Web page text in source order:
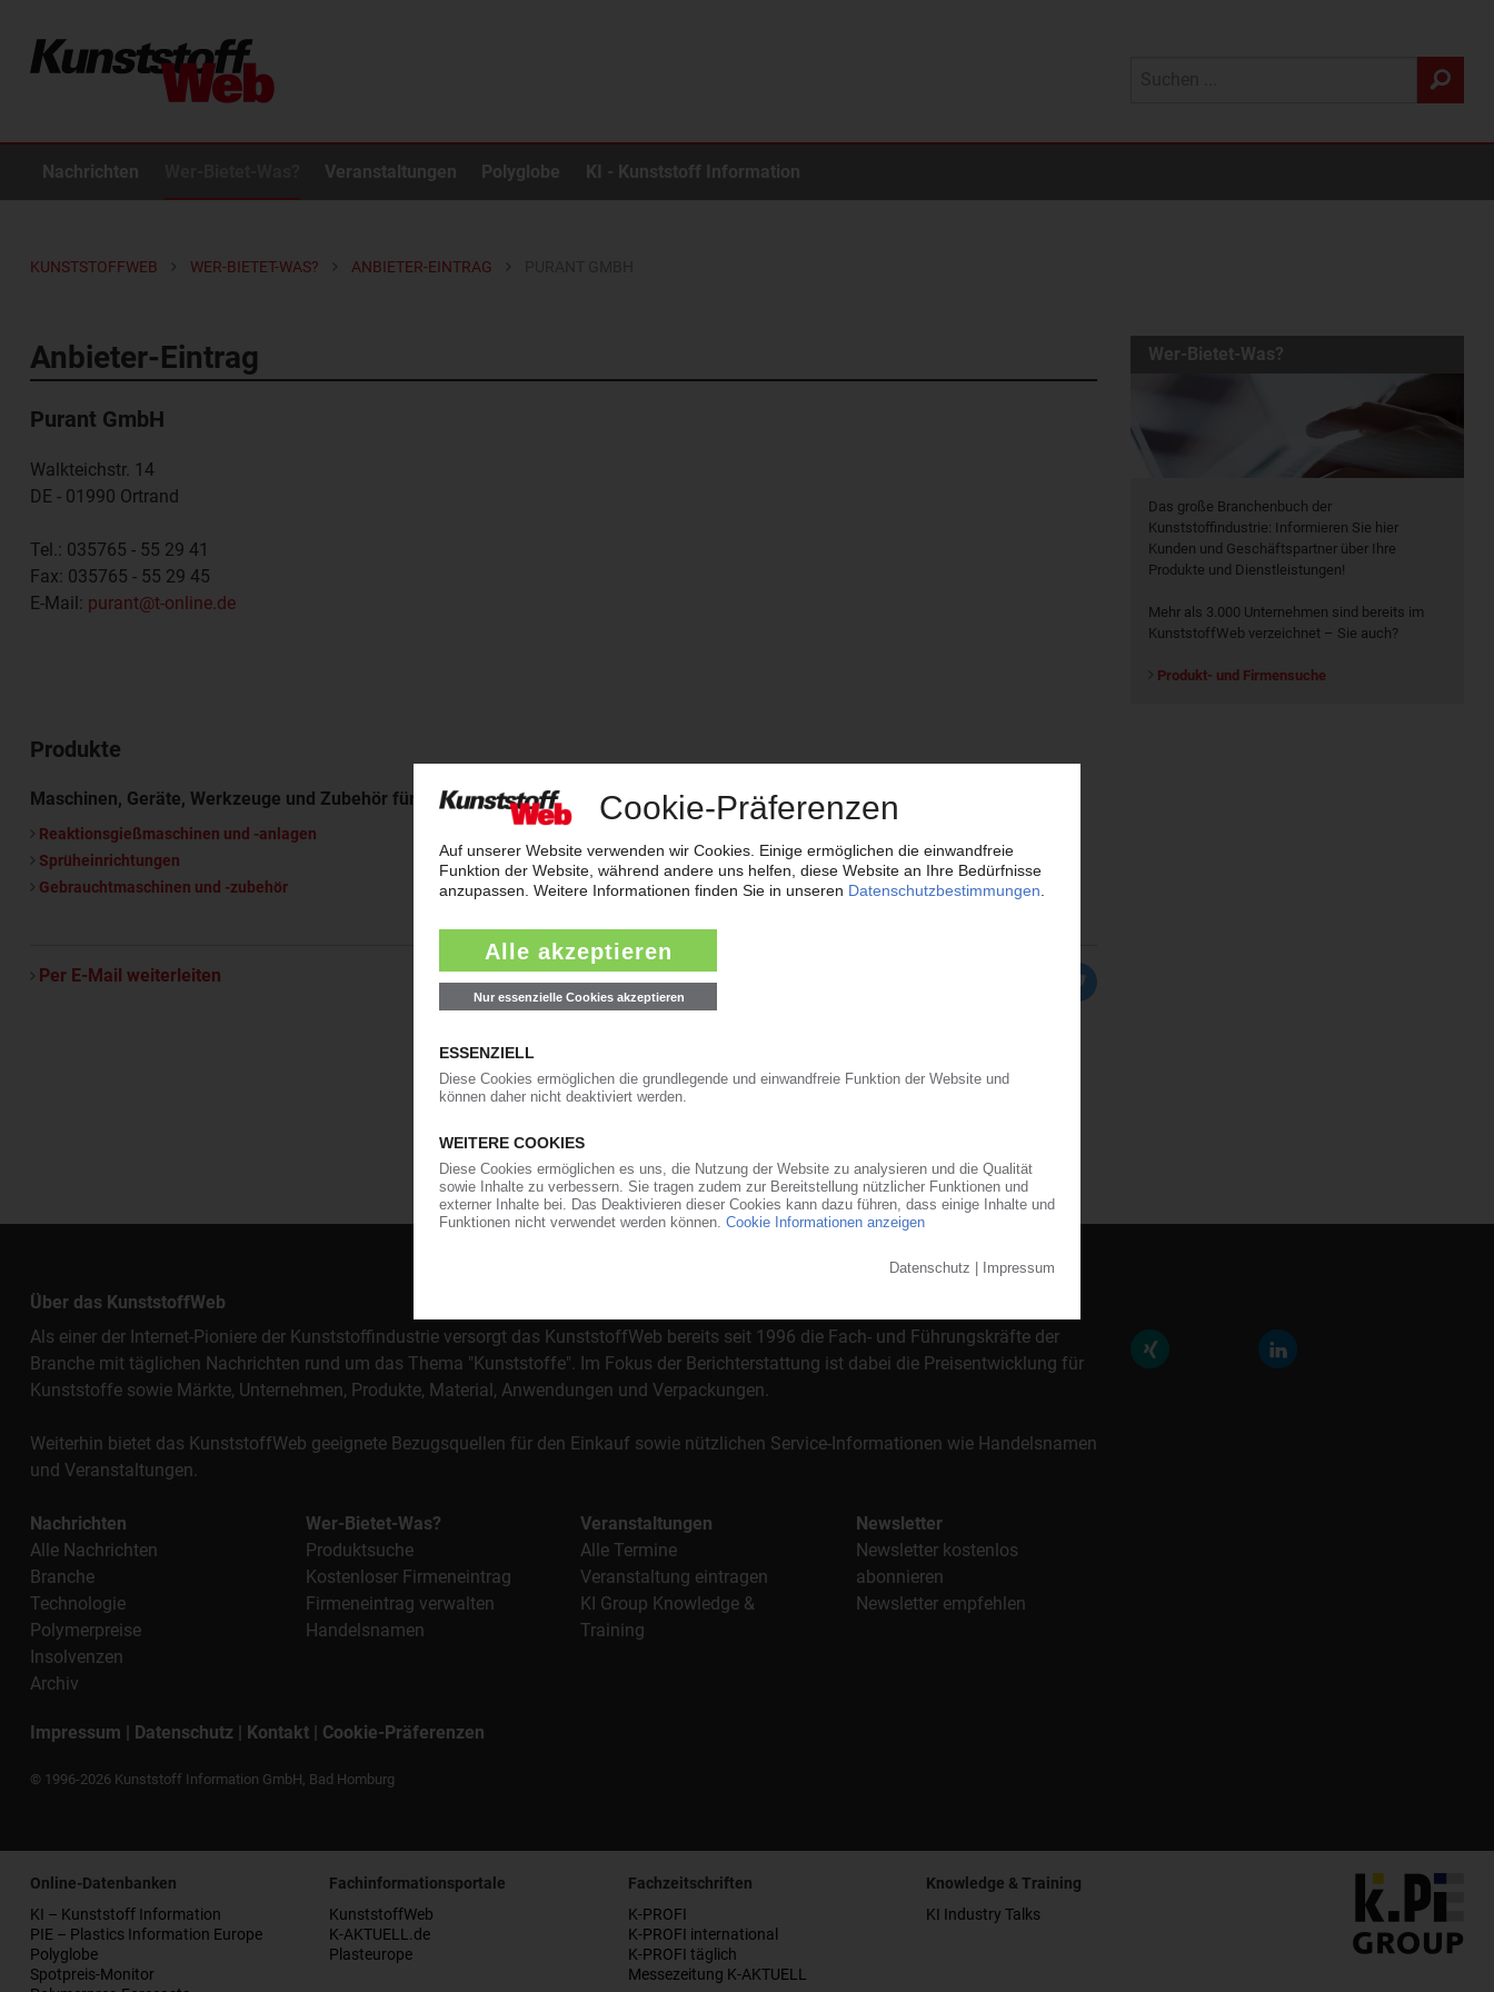
Nachrichten Veranstaltungen Polyglobe KI - Kunststoff Information
KUNSTSTOFFWEB WER-BIETET-WAS? ANBIETER-EINTRAG
Anbieter-Eintrag
Purant GmbH
Walkteichstr. 14
DE - 01990 Ortrand
Tel.: 035765 - 55 29 41
Fax: 035765 - 55 29 45
E-Mail: purant@t-online.de
Produkte
Maschinen, Geräte, Werkzeuge und Zubehör für die Kunststoffverarbeitung
Reaktionsgießmaschinen und -anlagen
Sprüheinrichtungen
Gebrauchtmaschinen und -zubehör
Per E-Mail weiterleiten
Wer-Bietet-Was?
Das große Branchenbuch der
Kunststoffindustrie: Informieren Sie hier
Kunden und Geschäftspartner über Ihre
Produkte und Dienstleistungen!
Mehr als 3.000 Unternehmen sind bereits im
KunststoffWeb verzeichnet – Sie auch?
Produkt- und Firmensuche
Über das KunststoffWeb
Als einer der Internet-Pioniere der Kunststoffindustrie versorgt das KunststoffWeb bereits seit 1996 die Fach- und Führungskräfte der
Branche mit täglichen Nachrichten rund um das Thema "Kunststoffe". Im Fokus der Berichterstattung ist dabei die Preisentwicklung für
Kunststoffe sowie Märkte, Unternehmen, Produkte, Material, Anwendungen und Verpackungen.
Weiterhin bietet das KunststoffWeb geeignete Bezugsquellen für den Einkauf sowie nützlichen Service-Informationen wie Handelsnamen
und Veranstaltungen.
Nachrichten
Alle Nachrichten
Branche
Technologie
Polymerpreise
Insolvenzen
Archiv
Wer-Bietet-Was?
Produktsuche
Kostenloser Firmeneintrag
Firmeneintrag verwalten
Handelsnamen
Veranstaltungen
Alle Termine
Veranstaltung eintragen
KI Group Knowledge &
Training
Newsletter
Newsletter kostenlos
abonnieren
Newsletter empfehlen
Impressum | Datenschutz | Kontakt | Cookie-Präferenzen
© 1996-2026 Kunststoff Information GmbH, Bad Homburg
Online-Datenbanken
KI – Kunststoff Information
PIE – Plastics Information Europe
Polyglobe
Spotpreis-Monitor
Fachinformationsportale
KunststoffWeb
K-AKTUELL.de
Plasteurope
Fachzeitschriften
K-PROFI
K-PROFI international
K-PROFI täglich
Messezeitung K-AKTUELL
Knowledge & Training
KI Industry Talks